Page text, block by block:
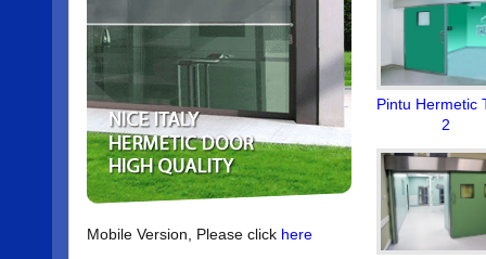
Mobile Version, Please click here
Pintu Hermetic
2